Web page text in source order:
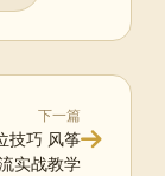
下一篇
技巧 风筝
实战教学